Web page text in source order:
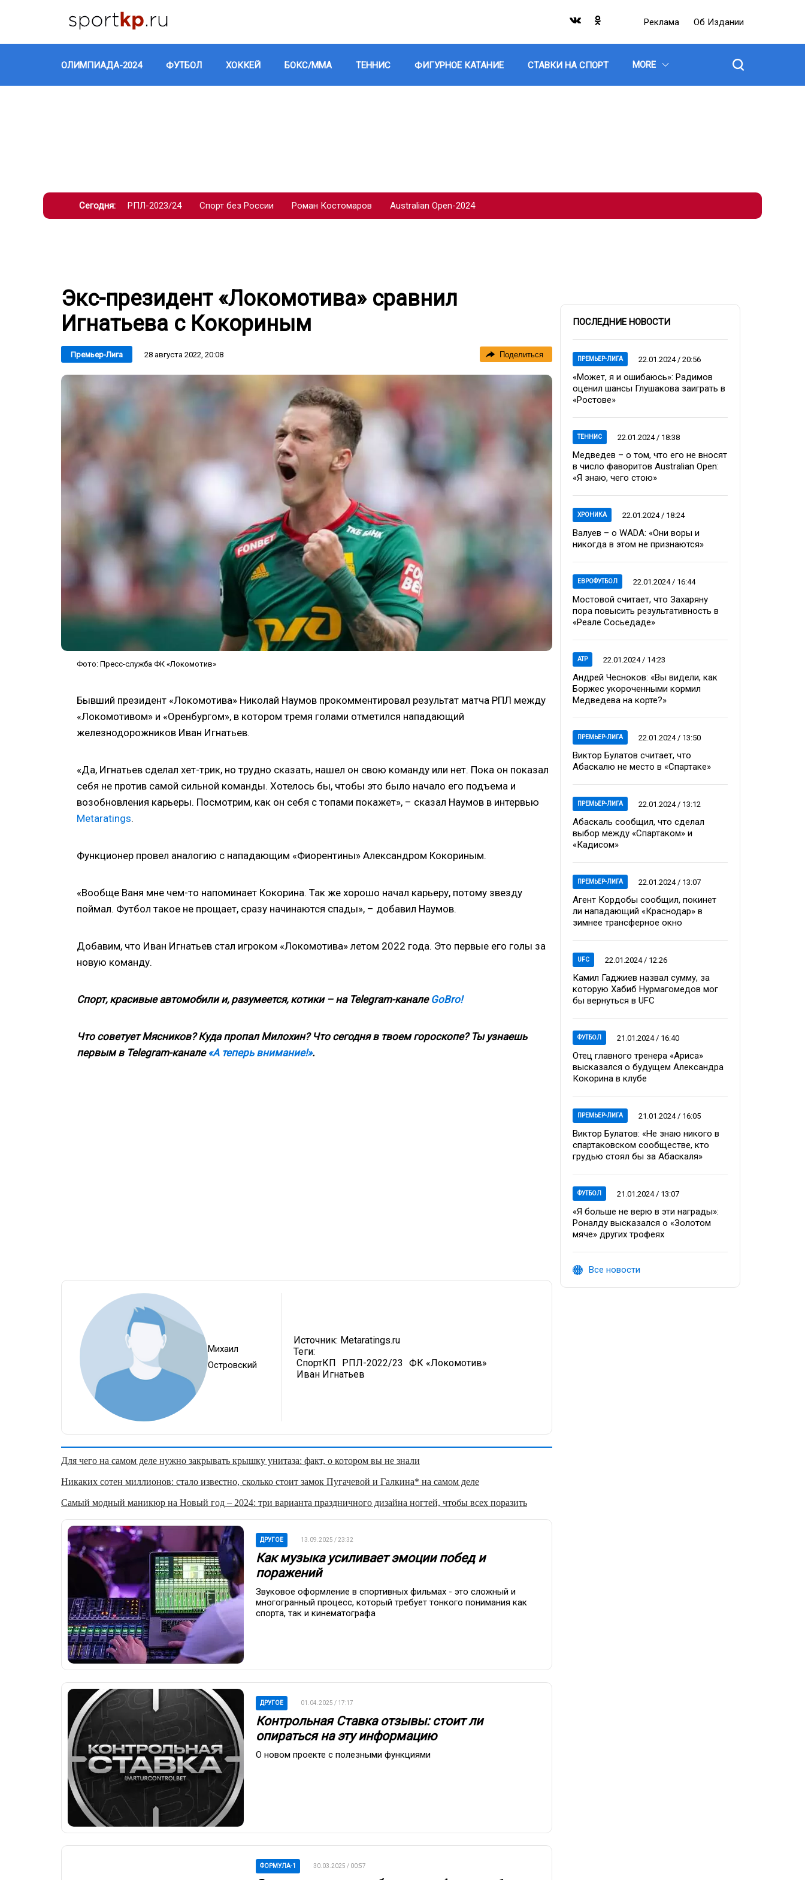
Реклама Об Издании
ОЛИМПИАДА-2024 ФУТБОЛ ХОККЕЙ БОКС/ММА ТЕННИС ФИГУРНОЕ КАТАНИЕ СТАВКИ НА СПОРТ MORE
Сегодня: РПЛ-2023/24 Спорт без России Роман Костомаров Australian Open-2024
Экс-президент «Локомотива» сравнил
Игнатьева с Кокориным
Премьер-Лига 28 августа 2022, 20:08 Поделиться
Фото: Пресс-служба ФК «Локомотив»
Бывший президент «Локомотива» Николай Наумов прокомментировал результат матча РПЛ между
«Локомотивом» и «Оренбургом», в котором тремя голами отметился нападающий
железнодорожников Иван Игнатьев.
«Да, Игнатьев сделал хет-трик, но трудно сказать, нашел он свою команду или нет. Пока он показал
себя не против самой сильной команды. Хотелось бы, чтобы это было начало его подъема и
возобновления карьеры. Посмотрим, как он себя с топами покажет», – сказал Наумов в интервью
Metaratings.
Функционер провел аналогию с нападающим «Фиорентины» Александром Кокориным.
«Вообще Ваня мне чем-то напоминает Кокорина. Так же хорошо начал карьеру, потому звезду
поймал. Футбол такое не прощает, сразу начинаются спады», – добавил Наумов.
Добавим, что Иван Игнатьев стал игроком «Локомотива» летом 2022 года. Это первые его голы за
новую команду.
Спорт, красивые автомобили и, разумеется, котики – на Telegram-канале GoBro!
Что советует Мясников? Куда пропал Милохин? Что сегодня в твоем гороскопе? Ты узнаешь
первым в Telegram-канале «А теперь внимание!».
Михаил
Островский
Источник: Metaratings.ru
Теги:
СпортКП
РПЛ-2022/23
ФК «Локомотив»
Иван Игнатьев
Для чего на самом деле нужно закрывать крышку унитаза: факт, о котором вы не знали
Никаких сотен миллионов: стало известно, сколько стоит замок Пугачевой и Галкина* на самом деле
Самый модный маникюр на Новый год – 2024: три варианта праздничного дизайна ногтей, чтобы всех поразить
ДРУГОЕ 13.09.2025 / 23:32
Как музыка усиливает эмоции побед и
поражений
Звуковое оформление в спортивных фильмах - это сложный и
многогранный процесс, который требует тонкого понимания как
спорта, так и кинематографа
ДРУГОЕ 01.04.2025 / 17:17
Контрольная Ставка отзывы: стоит ли
опираться на эту информацию
О новом проекте с полезными функциями
ФОРМУЛА-1 30.03.2025 / 00:57
ПОСЛЕДНИЕ НОВОСТИ
ПРЕМЬЕР-ЛИГА 22.01.2024 / 20:56
«Может, я и ошибаюсь»: Радимов
оценил шансы Глушакова заиграть в
«Ростове»
ТЕННИС 22.01.2024 / 18:38
Медведев – о том, что его не вносят
в число фаворитов Australian Open:
«Я знаю, чего стою»
ХРОНИКА 22.01.2024 / 18:24
Валуев – о WADA: «Они воры и
никогда в этом не признаются»
ЕВРОФУТБОЛ 22.01.2024 / 16:44
Мостовой считает, что Захаряну
пора повысить результативность в
«Реале Сосьедаде»
ATP 22.01.2024 / 14:23
Андрей Чесноков: «Вы видели, как
Боржес укороченными кормил
Медведева на корте?»
ПРЕМЬЕР-ЛИГА 22.01.2024 / 13:50
Виктор Булатов считает, что
Абаскалю не место в «Спартаке»
ПРЕМЬЕР-ЛИГА 22.01.2024 / 13:12
Абаскаль сообщил, что сделал
выбор между «Спартаком» и
«Кадисом»
ПРЕМЬЕР-ЛИГА 22.01.2024 / 13:07
Агент Кордобы сообщил, покинет
ли нападающий «Краснодар» в
зимнее трансферное окно
UFC 22.01.2024 / 12:26
Камил Гаджиев назвал сумму, за
которую Хабиб Нурмагомедов мог
бы вернуться в UFC
ФУТБОЛ 21.01.2024 / 16:40
Отец главного тренера «Ариса»
высказался о будущем Александра
Кокорина в клубе
ПРЕМЬЕР-ЛИГА 21.01.2024 / 16:05
Виктор Булатов: «Не знаю никого в
спартаковском сообществе, кто
грудью стоял бы за Абаскаля»
ФУТБОЛ 21.01.2024 / 13:07
«Я больше не верю в эти награды»:
Роналду высказался о «Золотом
мяче» других трофеях
Все новости